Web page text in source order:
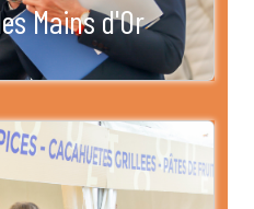
Mains d'Or